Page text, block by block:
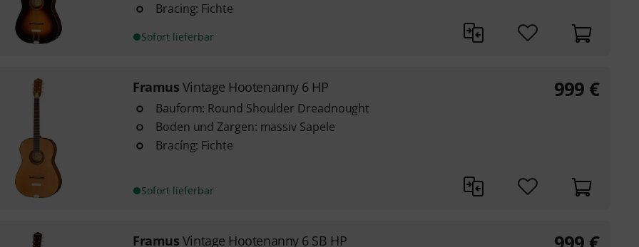
Bracing: Fichte
Sofort lieferbar
Framus Vintage Hootenanny 6 HP
Bauform: Round Shoulder Dreadnought
Boden und Zargen: massiv Sapele
Bracíng: Fichte
Sofort lieferbar
999 €
Framus Vintage Hootenanny 6 SB HP